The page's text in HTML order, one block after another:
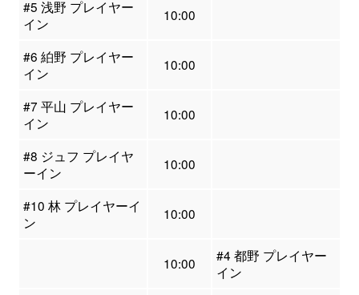
#5 浅野 プレイヤー
イン
10:00
#6 絈野 プレイヤー
イン
10:00
#7 平山 プレイヤー
イン
10:00
#8 ジュフ プレイヤ
ーイン
10:00
#10 林 プレイヤーイ
ン
10:00
10:00
#4 都野 プレイヤー
イン